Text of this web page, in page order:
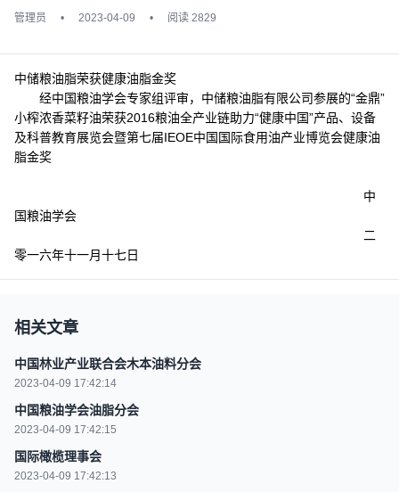
管理员 • 2023-04-09 • 阅读 2829
中储粮油脂荣获健康油脂金奖
经中国粮油学会专家组评审， 中储粮油脂有限公司参展的“金鼎”
小榨浓香菜籽油荣获2016粮油全产业链助力“健康中国”产品、设备
及科普教育展览会暨第七届IEOE中国国际食用油产业博览会健康油
脂金奖
中
国粮油学会
二
零一六年十一月十七日
相关文章
中国林业产业联合会木本油料分会
2023-04-09 17:42:14
中国粮油学会油脂分会
2023-04-09 17:42:15
国际橄榄理事会
2023-04-09 17:42:13